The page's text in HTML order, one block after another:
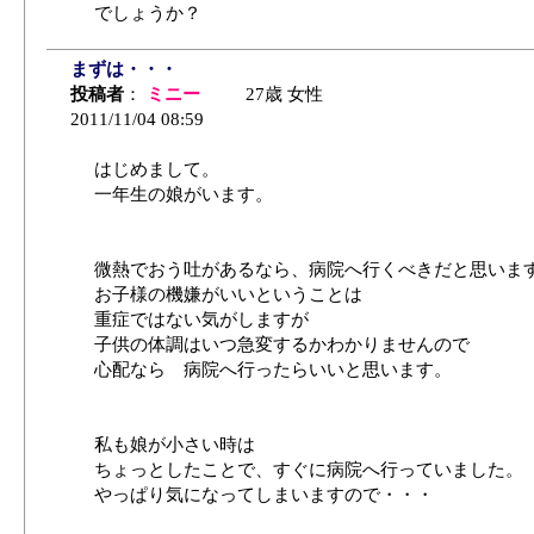
でしょうか？
まずは・・・
投稿者 ： ミニー 27歳 女性
2011/11/04 08:59
はじめまして。
一年生の娘がいます。
微熱でおう吐があるなら、病院へ行くべきだと思いま
お子様の機嫌がいいということは
重症ではない気がしますが
子供の体調はいつ急変するかわかりませんので
心配なら 病院へ行ったらいいと思います。
私も娘が小さい時は
ちょっとしたことで、すぐに病院へ行っていました。
やっぱり気になってしまいますので・・・